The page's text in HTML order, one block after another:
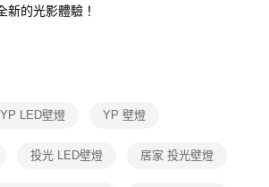
，簡訊認證，即可結帳。
並確認金額後，即可完成結帳。
14天內，點擊此簡訊中的連結，可透過四大超商／
當下不需立刻繳費，但若您需要取消訂單，請聯絡
新的光影體驗！
YP LED壁燈 YP 壁燈
投光 LED壁燈 居家 投光壁燈